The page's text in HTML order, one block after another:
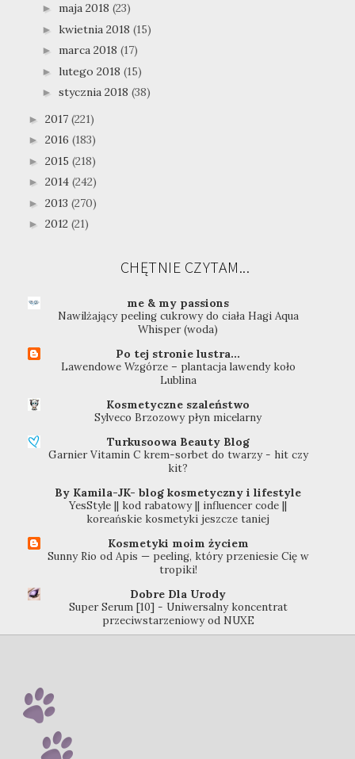
► maja 2018 (23)
► kwietnia 2018 (15)
► marca 2018 (17)
► lutego 2018 (15)
► stycznia 2018 (38)
► 2017 (221)
► 2016 (183)
► 2015 (218)
► 2014 (242)
► 2013 (270)
► 2012 (21)
CHĘTNIE CZYTAM...
me & my passions
Nawilżający peeling cukrowy do ciała Hagi Aqua
Whisper (woda)
Po tej stronie lustra...
Lawendowe Wzgórze – plantacja lawendy koło
Lublina
Kosmetyczne szaleństwo
Sylveco Brzozowy płyn micelarny
Turkusoowa Beauty Blog
Garnier Vitamin C krem-sorbet do twarzy - hit czy
kit?
By Kamila-JK- blog kosmetyczny i lifestyle
YesStyle || kod rabatowy || influencer code ||
koreańskie kosmetyki jeszcze taniej
Kosmetyki moim życiem
Sunny Rio od Apis — peeling, który przeniesie Cię w
tropiki!
Dobre Dla Urody
Super Serum [10] - Uniwersalny koncentrat
przeciwstarzeniowy od NUXE